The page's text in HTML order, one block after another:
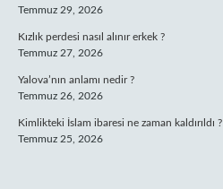
Temmuz 29, 2026
Kızlık perdesi nasıl alınır erkek ?
Temmuz 27, 2026
Yalova’nın anlamı nedir ?
Temmuz 26, 2026
Kimlikteki İslam ibaresi ne zaman kaldırıldı ?
Temmuz 25, 2026